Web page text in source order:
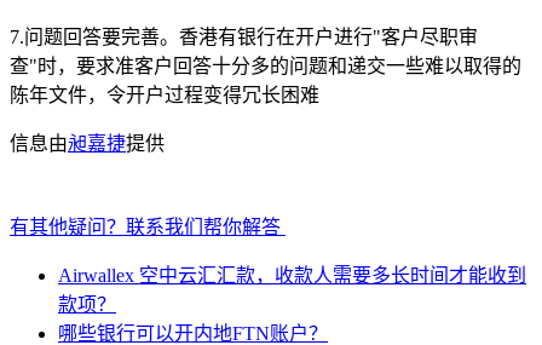
7.问题回答要完善。香港有银行在开户进行"客户尽职审
查"时，要求准客户回答十分多的问题和递交一些难以取得的
陈年文件，令开户过程变得冗长困难
信息由昶嘉捷提供
有其他疑问？联系我们帮你解答
Airwallex 空中云汇汇款，收款人需要多长时间才能收到
款项？
哪些银行可以开内地FTN账户？